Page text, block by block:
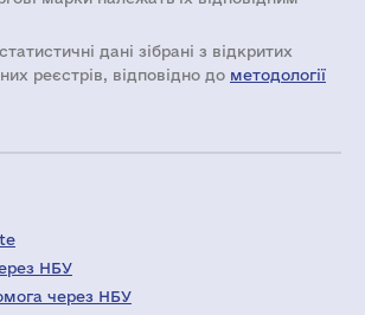
дані зібрані з відкритих
реєстрів, відповідно до методології
НБУ
через НБУ